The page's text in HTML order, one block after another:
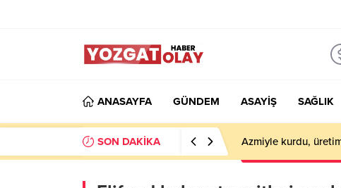
ANASAYFA GÜNDEM ASAYİŞ SAĞLIK
SON DAKİKA Azmiyle kurdu,